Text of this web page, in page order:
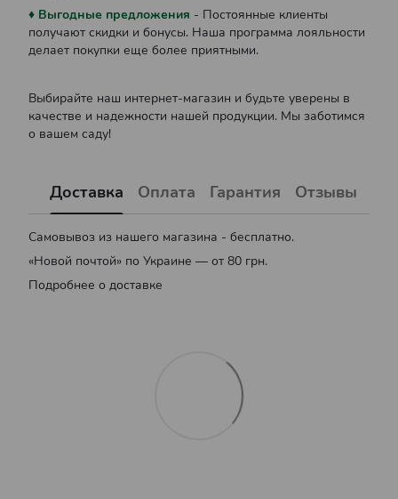
♦ Выгодные предложения - Постоянные клиенты
получают скидки и бонусы. Наша программа лояльности
делает покупки еще более приятными.
Выбирайте наш интернет-магазин и будьте уверены в
качестве и надежности нашей продукции. Мы заботимся
о вашем саду!
Доставка Оплата Гарантия Отзывы
Самовывоз из нашего магазина - бесплатно.
«Новой почтой» по Украине — от 80 грн.
Подробнее о доставке